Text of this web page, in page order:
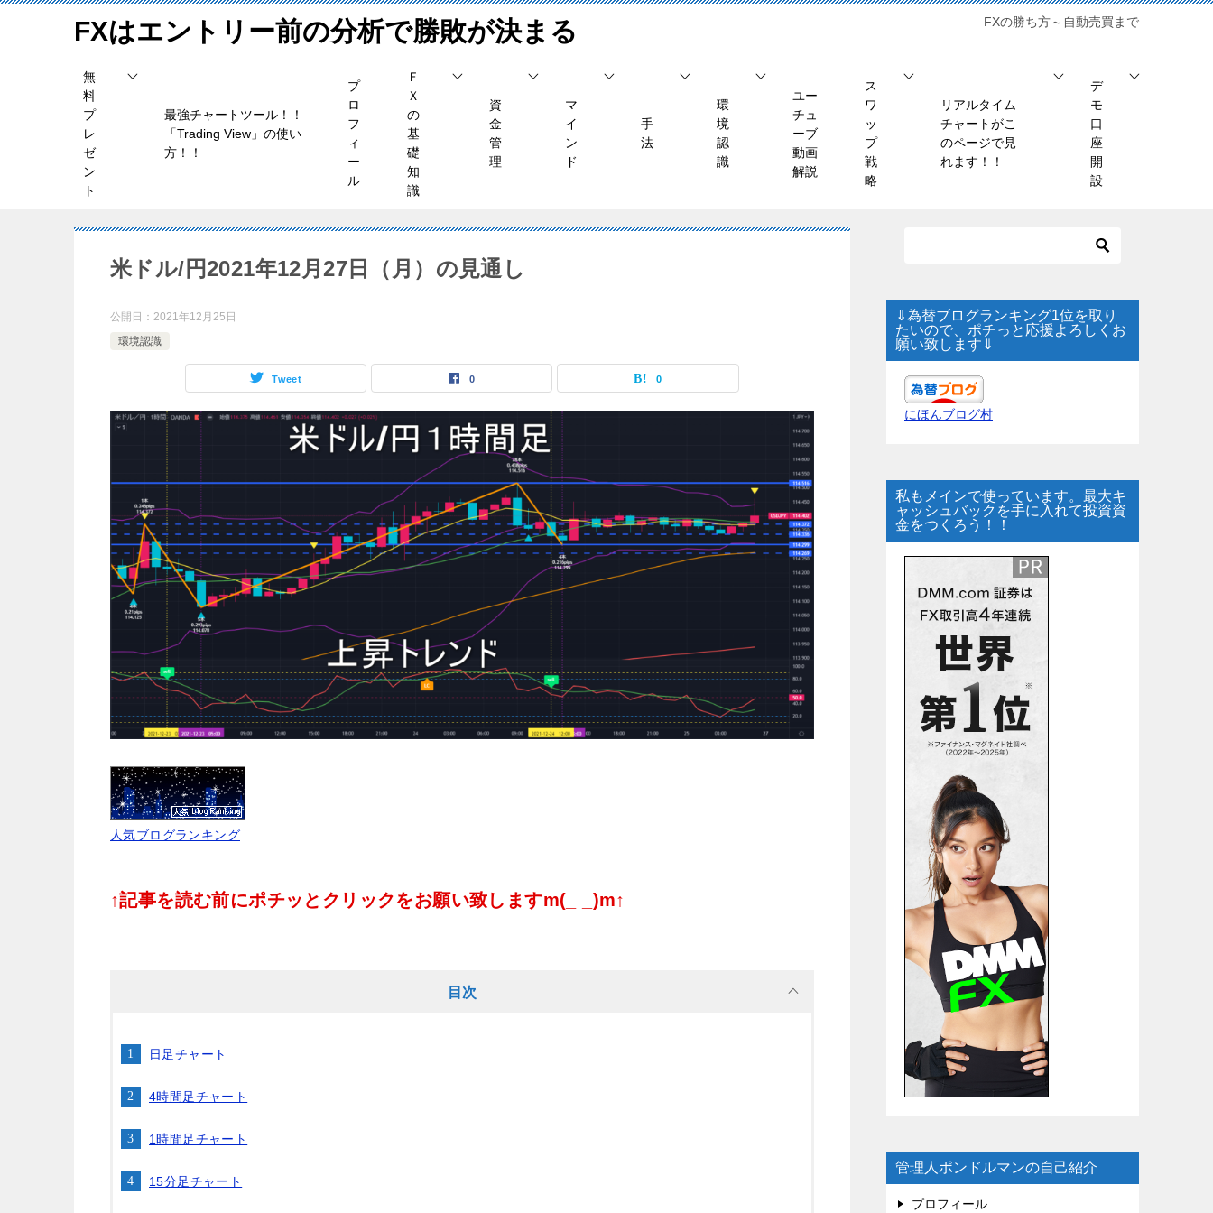
FXはエントリー前の分析で勝敗が決まる FXの勝ち方～自動売買まで
無
料
プ
レ
ゼ
ン
ト
最強チャートツール！！
「Trading View」の使い
方！！
プ
ロ
フ
ィ
ー
ル
Ｆ
Ｘ
の
基
礎
知
識
資
金
管
理
マ
イ
ン
ド
手
法
環
境
認
識
ユー
チュ
ーブ
動画
解説
ス
ワ
ッ
プ
戦
略
リアルタイム
チャートがこ
のページで見
れます！！
デ
モ
口
座
開
設
米ドル/円2021年12月27日（月）の見通し
公開日： 2021年12月25日
環境認識
Tweet 0 0
人気ブログランキング
↑記事を読む前にポチッとクリックをお願い致しますm(_ _)m↑
目次
日足チャート
4時間足チャート
1時間足チャート
15分足チャート
⇓為替ブログランキング1位を取り
たいので、ポチっと応援よろしくお
願い致します⇓
にほんブログ村
私もメインで使っています。最大キ
ャッシュバックを手に入れて投資資
金をつくろう！！
管理人ポンドルマンの自己紹介
プロフィール